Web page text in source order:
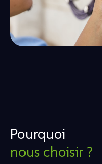
Pourquoi
nous choisir ?